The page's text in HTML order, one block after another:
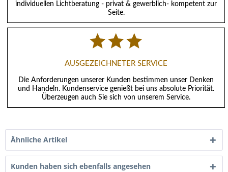
individuellen Lichtberatung - privat & gewerblich- kompetent zur
Seite.
AUSGEZEICHNETER SERVICE
Die Anforderungen unserer Kunden bestimmen unser Denken
und Handeln. Kundenservice genießt bei uns absolute Priorität.
Überzeugen auch Sie sich von unserem Service.
Ähnliche Artikel
Kunden haben sich ebenfalls angesehen